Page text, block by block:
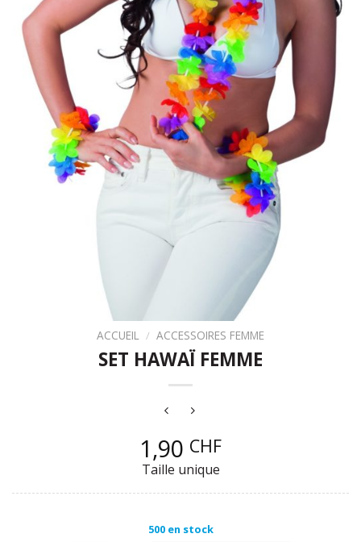
ACCUEIL / ACCESSOIRES FEMME
SET HAWAÏ FEMME
1,90 CHF
Taille unique
500 en stock